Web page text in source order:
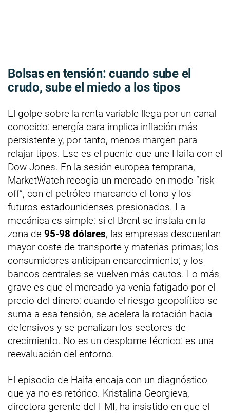
Bolsas en tensión: cuando sube el
crudo, sube el miedo a los tipos
El golpe sobre la renta variable llega por un canal
conocido: energía cara implica inflación más
persistente y, por tanto, menos margen para
relajar tipos. Ese es el puente que une Haifa con el
Dow Jones. En la sesión europea temprana,
MarketWatch recogía un mercado en modo “risk-
off”, con el petróleo marcando el tono y los
futuros estadounidenses presionados. La
mecánica es simple: si el Brent se instala en la
zona de 95-98 dólares, las empresas descuentan
mayor coste de transporte y materias primas; los
consumidores anticipan encarecimiento; y los
bancos centrales se vuelven más cautos. Lo más
grave es que el mercado ya venía fatigado por el
precio del dinero: cuando el riesgo geopolítico se
suma a esa tensión, se acelera la rotación hacia
defensivos y se penalizan los sectores de
crecimiento. No es un desplome técnico: es una
reevaluación del entorno.
El episodio de Haifa encaja con un diagnóstico
que ya no es retórico. Kristalina Georgieva,
directora gerente del FMI, ha insistido en que el